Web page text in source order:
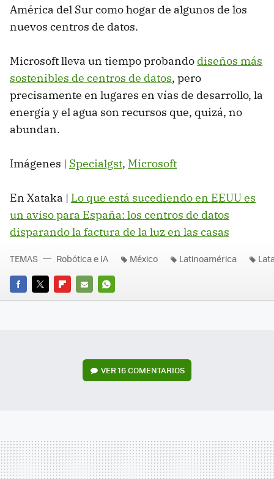
América del Sur como hogar de algunos de los
nuevos centros de datos.
Microsoft lleva un tiempo probando diseños más
sostenibles de centros de datos, pero
precisamente en lugares en vías de desarrollo, la
energía y el agua son recursos que, quizá, no
abundan.
Imágenes | Specialgst, Microsoft
En Xataka | Lo que está sucediendo en EEUU es
un aviso para España: los centros de datos
disparando la factura de la luz en las casas
FACEBOOK
TWITTERFLIPBOARD
E-
WHATSAPP
TEMAS Robótica e IA México Latinoamérica
VER16 COMENTARIOS